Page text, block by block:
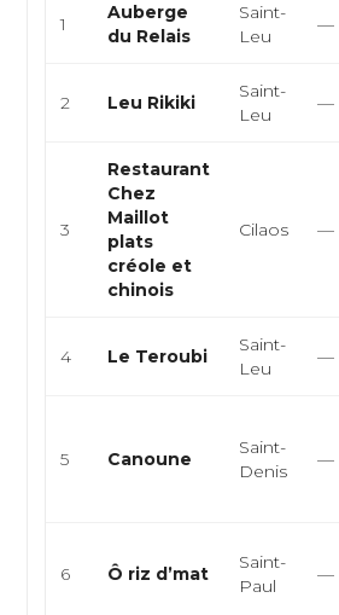
1
Auberge
du Relais
Saint-
Leu
—
2 Leu Rikiki
Saint-
Leu
—
3
Restaurant
Chez
Maillot
plats
créole et
chinois
Cilaos —
4 Le Teroubi
Saint-
Leu
—
5 Canoune
Saint-
Denis
—
6 Ô riz d’mat
Saint-
Paul
—